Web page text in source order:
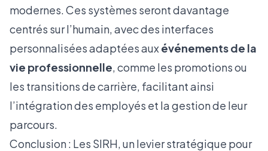
modernes. Ces systèmes seront davantage
centrés sur l’humain, avec des interfaces
personnalisées adaptées auxévénements de la
vie professionnelle, comme les promotions ou
les transitions de carrière, facilitant ainsi
l’intégration des employés et la gestion de leur
parcours.
Conclusion : Les SIRH, un levier stratégique pour